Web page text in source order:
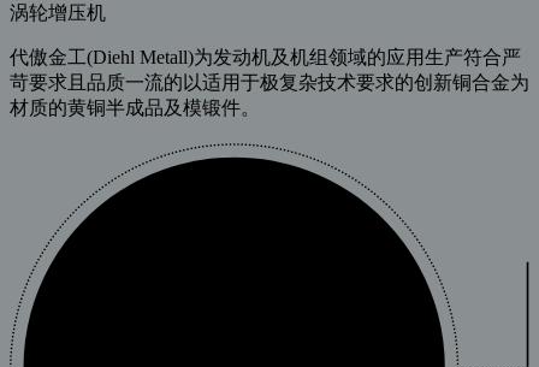
涡轮增压机
代傲金工(Diehl Metall)为发动机及机组领域的应用生产符合严
苛要求且品质一流的以适用于极复杂技术要求的创新铜合金为
材质的黄铜半成品及模锻件。